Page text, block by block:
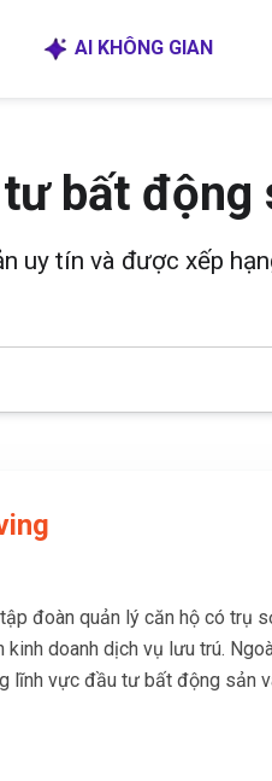
AI KHÔNG GIAN
bất động
uy tín và được xếp
đoàn quản lý căn hộ có trụ
kinh doanh dịch vụ lưu trú.
lĩnh vực đầu tư bất động sản